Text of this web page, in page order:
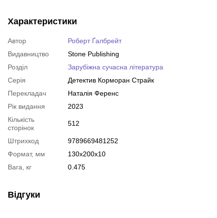
Характеристики
Автор
Роберт Ґалбрейт
Видавництво
Stone Publishing
Розділ
Зарубіжна сучасна література
Серія
Детектив Корморан Страйк
Перекладач
Наталія Ференс
Рік видання
2023
Кількість
сторінок
512
Штрихкод
9789669481252
Формат, мм
130x200x10
Вага, кг
0.475
Відгуки